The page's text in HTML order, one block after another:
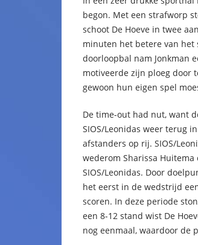
begon. Met een strafworp
schoot De Hoeve in twee
minuten het betere van het
doorloopbal nam Jonkman
motiveerde zijn ploeg door
gewoon hun eigen spel
De time-out had nut, want
SIOS/Leonidas weer terug
afstanders op rij. SIOS/
wederom Sharissa Huitema
SIOS/Leonidas. Door
het eerst in de wedstrijd
scoren. In deze periode
een 8-12 stand wist De
nog eenmaal, waardoor de